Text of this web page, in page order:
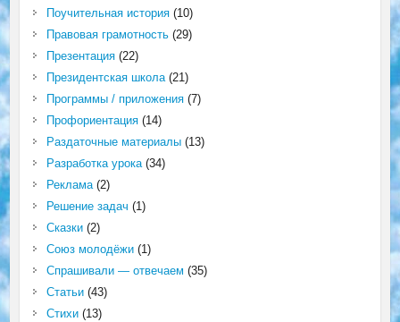
Поучительная история(10)
Правовая грамотность(29)
Презентация(22)
Президентская школа(21)
Программы / приложения(7)
Профориентация(14)
Раздаточные материалы(13)
Разработка урока(34)
Реклама(2)
Решение задач (1)
Сказки(2)
Союз молодёжи(1)
Спрашивали — отвечаем (35)
Статьи(43)
Стихи(13)